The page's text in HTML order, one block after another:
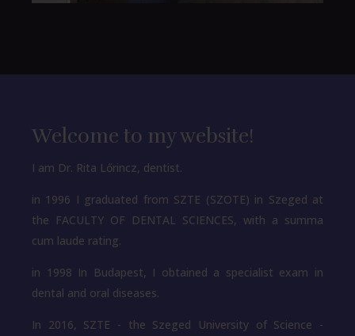
Welcome to my website!
I am Dr. Rita Lőrincz, dentist.
in 1996 I graduated from SZTE (SZOTE) in Szeged at
the FACULTY OF DENTAL SCIENCES, with a summa
cum laude rating.
in 1998 In Budapest, I obtained a specialist exam in
dental and oral diseases.
In 2016, SZTE - the Szeged University of Science -